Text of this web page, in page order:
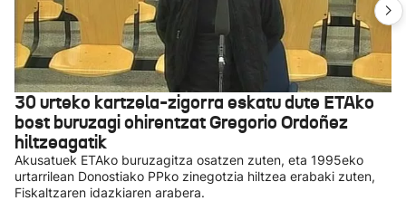
30 urteko kartzela-zigorra eskatu dute ETAko
bost buruzagi ohirentzat Gregorio Ordoñez
hiltzeagatik
Akusatuek ETAko buruzagitza osatzen zuten, eta 1995eko
urtarrilean Donostiako PPko zinegotzia hiltzea erabaki zuten,
Fiskaltzaren idazkiaren arabera.